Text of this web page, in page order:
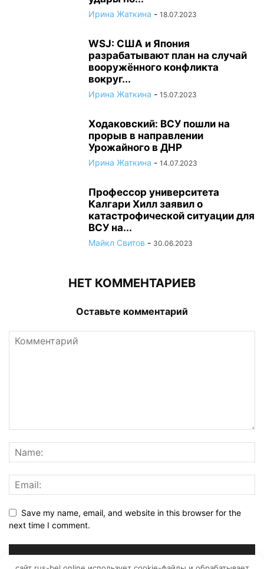
Ирина Жаткина - 18.07.2023
WSJ: США и Япония
разрабатывают план на случай
вооружённого конфликта
вокруг...
Ирина Жаткина - 15.07.2023
Ходаковский: ВСУ пошли на
прорыв в направлении
Урожайного в ДНР
Ирина Жаткина - 14.07.2023
Профессор университета
Калгари Хилл заявил о
катастрофической ситуации для
ВСУ на...
Майкл Свитов - 30.06.2023
НЕТ КОММЕНТАРИЕВ
Оставьте комментарий
Save my name, email, and website in this browser for the
next time I comment.